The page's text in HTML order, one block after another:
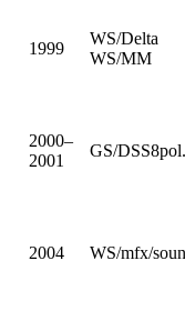
1999
WS/Delta
WS/MM
2000–
2001
GS/DSS8pol.
2004 WS/mfx/